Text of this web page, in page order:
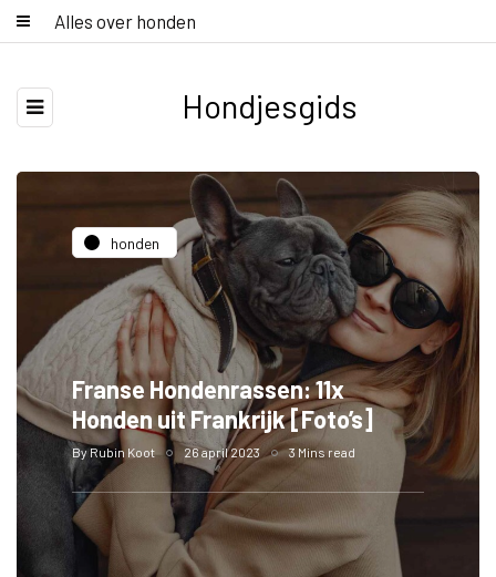
Alles over honden
Hondjesgids
honden
Franse Hondenrassen: 11x
Honden uit Frankrijk [Foto’s]
ByRubin Koot 26 april 2023 3 Mins read